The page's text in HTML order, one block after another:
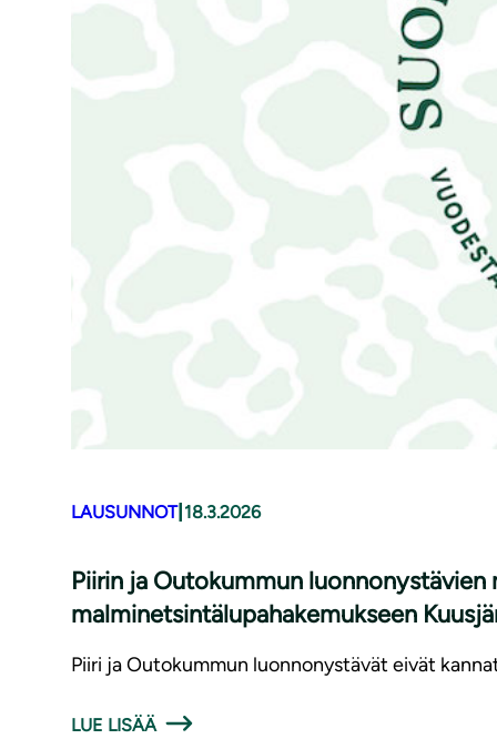
LAUSUNNOT| 18.3.2026
Piirin ja Outokummun
malminetsintälupahakemukseen
Piiri ja Outokummun luonnonystävät eivät
LUE LISÄÄ